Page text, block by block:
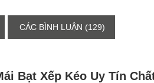
CÁC BÌNH LUẬN (129)
Bạt Xếp Kéo Uy Tín